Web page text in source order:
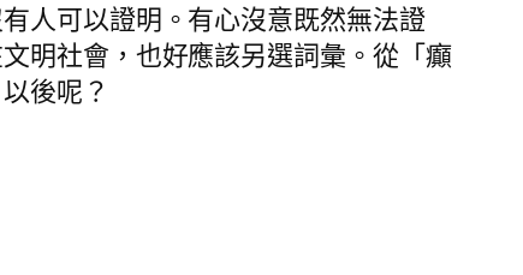
人可以證明。有心沒意既然無法證
明社會，也好應該另選詞彙。從「癲
後呢？